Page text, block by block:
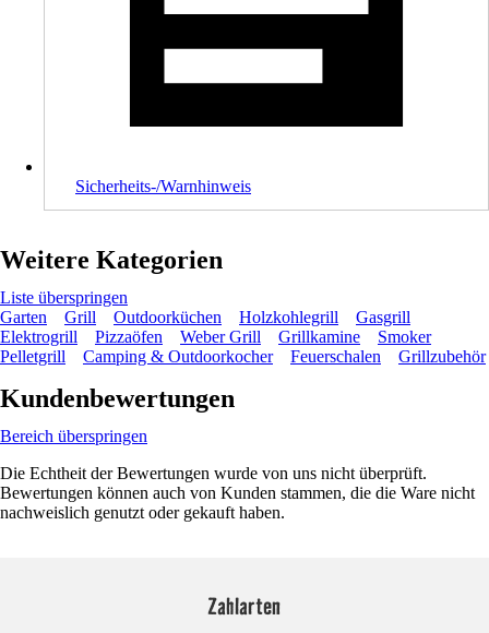
Sicherheits-/Warnhinweis
Weitere Kategorien
Liste überspringen
Garten
Grill Outdoorküchen Holzkohlegrill
Gasgrill
Elektrogrill
Pizzaöfen Weber Grill Grillkamine
Smoker
Pelletgrill
Camping & Outdoorkocher Feuerschalen Grillzubehör
Kundenbewertungen
Bereich überspringen
Die Echtheit der Bewertungen wurde von uns nicht überprüft.
Bewertungen können auch von Kunden stammen, die die Ware nicht
nachweislich genutzt oder gekauft haben.
Zahlarten